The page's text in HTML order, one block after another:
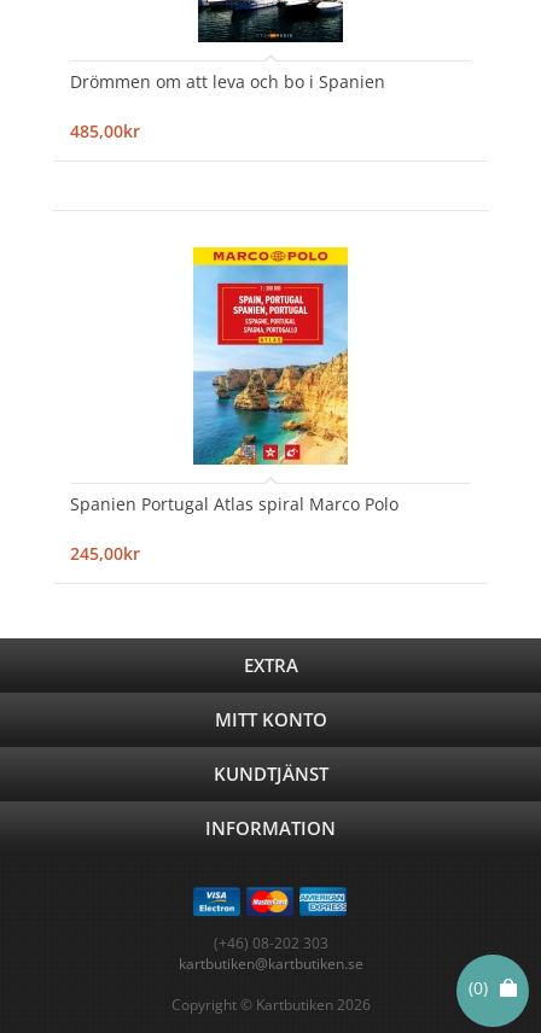
(0)
Drömmen om att leva och bo i Spanien
485,00kr
Spanien Portugal Atlas spiral Marco Polo
245,00kr
EXTRA
MITT KONTO
KUNDTJÄNST
INFORMATION
(+46) 08-202 303
kartbutiken@kartbutiken.se
Copyright © Kartbutiken 2026